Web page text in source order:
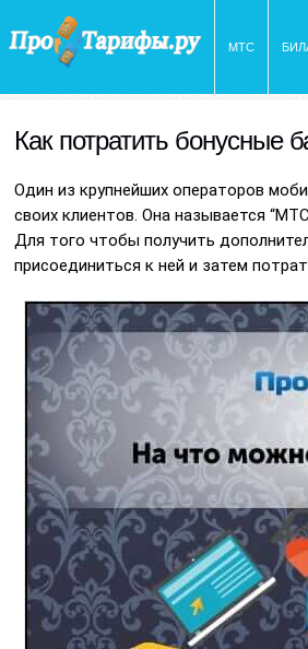
МТС
Как потратить бонусные
Один из крупнейших операторов
своих клиентов. Она называется
Для того чтобы получить
присоединиться к ней и затем